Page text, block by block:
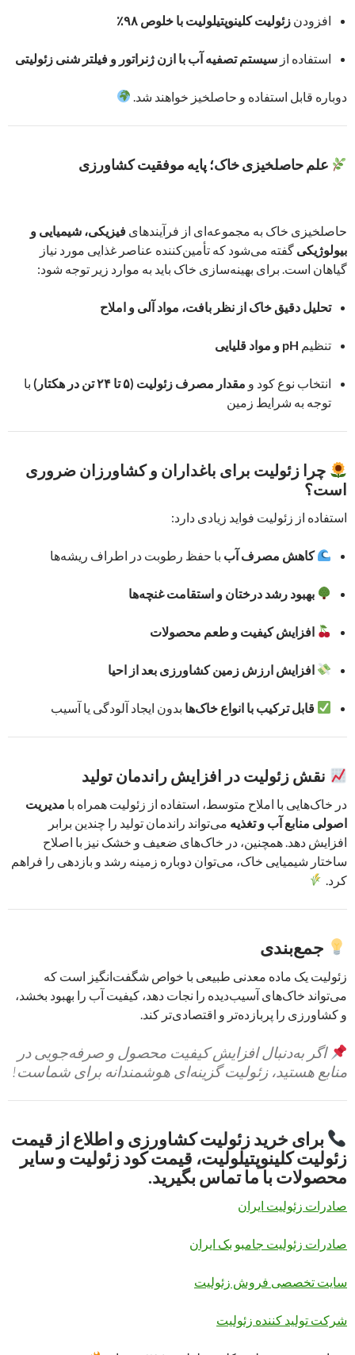
افزودن زئولیت کلینوپتیلولیت با خلوص ۹۸٪
استفاده از سیستم تصفیه آب با ازن ژنراتور و فیلتر شنی زئولیتی
دوباره قابل استفاده و حاصلخیز خواهند شد.
علم حاصلخیزی خاک؛ پایه موفقیت کشاورزی
حاصلخیزی خاک به مجموعه‌ای از فرآیندهای فیزیکی، شیمیایی و
بیولوژیکی گفته می‌شود که تأمین‌کننده عناصر غذایی مورد نیاز
گیاهان است. برای بهینه‌سازی خاک باید به موارد زیر توجه شود:
تحلیل دقیق خاک از نظر بافت، مواد آلی و املاح
تنظیم pH و مواد قلیایی
انتخاب نوع کود و مقدار مصرف زئولیت (۵ تا ۲۴ تن در هکتار)
با
توجه به شرایط زمین
چرا زئولیت برای باغداران و کشاورزان ضروری
است؟
استفاده از زئولیت فواید زیادی دارد:
کاهش مصرف آب با حفظ رطوبت در اطراف ریشه‌ها
بهبود رشد درختان و استقامت غنچه‌ها
افزایش کیفیت و طعم محصولات
افزایش ارزش زمین کشاورزی بعد از احیا
قابل ترکیب با انواع خاک‌ها بدون ایجاد آلودگی یا آسیب
نقش زئولیت در افزایش راندمان تولید
در خاک‌هایی با املاح متوسط، استفاده از زئولیت همراه با مدیریت
اصولی منابع آب و تغذیه می‌تواند راندمان تولید را چندین برابر
افزایش دهد. همچنین، در خاک‌های ضعیف و خشک نیز با اصلاح
ساختار شیمیایی خاک، می‌توان دوباره زمینه رشد و بازدهی را فراهم
کرد.
جمع‌بندی
زئولیت یک ماده معدنی طبیعی با خواص شگفت‌انگیز است که
می‌تواند خاک‌های آسیب‌دیده را نجات دهد، کیفیت آب را بهبود بخشد،
و کشاورزی را پربازده‌تر و اقتصادی‌تر کند.
اگر به‌دنبال افزایش کیفیت محصول و صرفه‌جویی در
منابع هستید، زئولیت گزینه‌ای هوشمندانه برای شماست!
برای خرید زئولیت کشاورزی و اطلاع از قیمت
زئولیت کلینوپتیلولیت، قیمت کود زئولیت و سایر
محصولاتبا ما تماس بگیرید.
صادرات زئولیت ایران
صادرات زئولیت جامبو بک ایران
سایت تخصصی فروش زئولیت
شرکت تولید کننده زئولیت